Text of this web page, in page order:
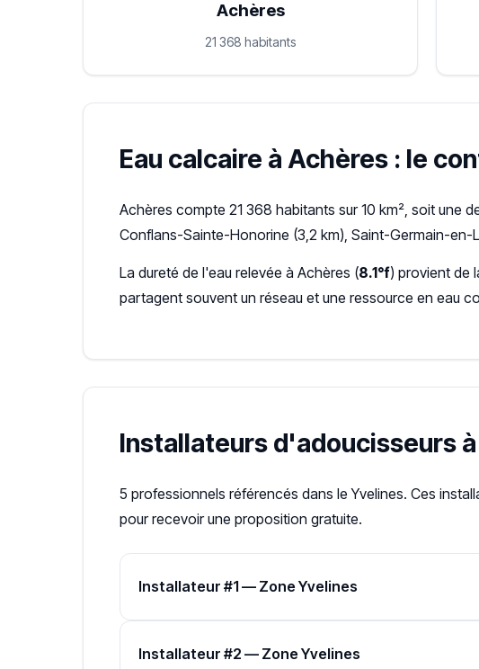
Achères
21 368 habitants
Eau calcaire à Achères : le
Achères compte 21 368 habitants sur 10 km², soit une
Conflans-Sainte-Honorine (3,2 km), Saint-Germain-en-
La dureté de l'eau relevée à Achères (8.1°f) provient de
partagent souvent un réseau et une ressource en eau
Installateurs d'adoucisseurs
5 professionnels référencés dans le Yvelines. Ces
pour recevoir une proposition gratuite.
Installateur #1 — Zone Yvelines
Installateur #2 — Zone Yvelines